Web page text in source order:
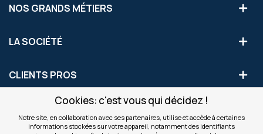
Cookies: c'est vous qui décidez !
Notre site, en collaboration avec ses partenaires, utilise et accède à certaines
informations stockées sur votre appareil, notamment des identifiants
NOS GRANDS MÉTIERS
LA SOCIÉTÉ
CLIENTS PROS
S'INSCRIRE AUX OFFRES COMMERCIALES
Inscription